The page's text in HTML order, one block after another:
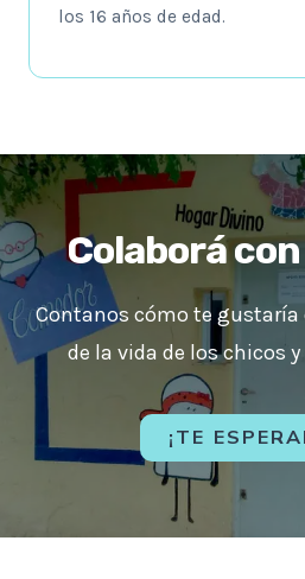
los 16 años de edad.
Colaborá
Contanos cómo te gustaría
de la vida de los chicos
¡TE